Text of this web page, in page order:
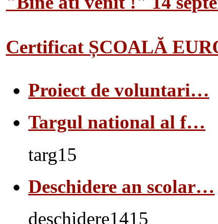
Certificat ȘCOALĂ
Proiect de voluntari…
Targul national al f…
targ15
Deschidere an scolar…
deschidere1415